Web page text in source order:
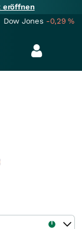
Dow Jones -0,29%